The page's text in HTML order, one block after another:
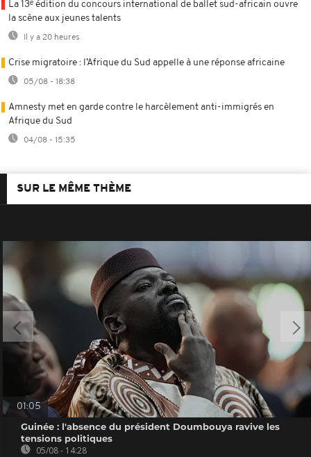
La 13ᵉ édition du concours international de ballet sud-africain ouvre
la scène aux jeunes talents
Il y a 20 heures
Crise migratoire : l’Afrique du Sud appelle à une réponse africaine
05/08 - 18:38
Amnesty met en garde contre le harcèlement anti-immigrés en
Afrique du Sud
04/08 - 15:35
SUR LE MÊME THÈME
01:05
Guinée : l'absence du président Doumbouya ravive les
tensions politiques
05/08 - 14:28